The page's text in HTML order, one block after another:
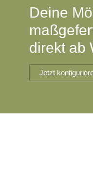
Vitrine
Eckschrank
Massivholzschrank
Schuhschrank
Hängeschrank
Deine
direkt ab
Jetzt
Fronten renovieren
Für Dachschrägen
Hängeboards
White Living